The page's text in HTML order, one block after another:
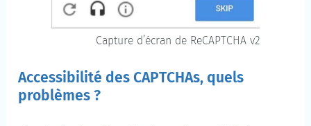
Capture d’écran de ReCAPTCHA v2
Accessibilité des CAPTCHAs, quels
problèmes ?